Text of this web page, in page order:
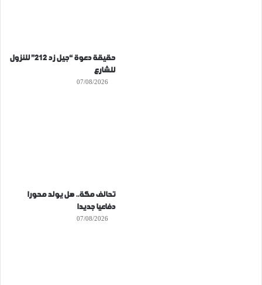
حقيقة دعوة “جيل زد 212” للنزول
للشارع
07/08/2026
تحالف مكة.. هل يولد محورا
دفاعيا جديدا
07/08/2026